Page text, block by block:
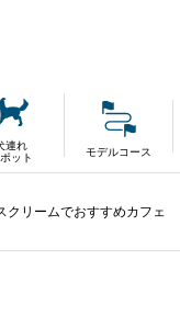
連れ
ット
モデルコース
クリームでおすすめカフェ